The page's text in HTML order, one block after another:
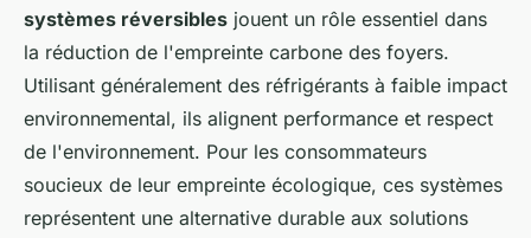
systèmes réversibles jouent un rôle essentiel dans
la réduction de l'empreinte carbone des foyers.
Utilisant généralement des réfrigérants à faible impact
environnemental, ils alignent performance et respect
de l'environnement. Pour les consommateurs
soucieux de leur empreinte écologique, ces systèmes
représentent une alternative durable aux solutions